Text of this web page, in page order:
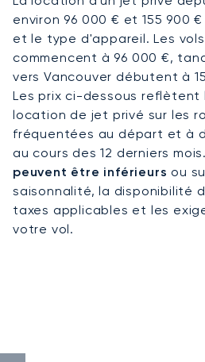
organiser votre
dans la gestion de vols long-
est évidente, avec plus de 1
transatlantiques
chaque année. Cette
tranquillité d'esprit absolue
vers les rivages lointains de
environ 96 000 € et 155 900
et le type d'appareil. Les
commencent à 96 000 €,
vers Vancouver débutent à
Les prix ci-dessous reflètent
location de jet privé sur les
fréquentées au départ et à
au cours des 12 derniers mois.
peuvent être inférieurs ou
saisonnalité, la disponibilité
taxes applicables et les
votre vol.